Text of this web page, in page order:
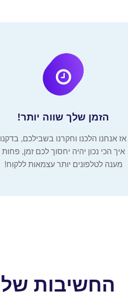
הזמן שלך שווה יותר!
אז אנחנו הלכנו וחקרנו בשבילכם, בדקנו
איך הכי נכון יהיה יחסוך לכם זמן, פחות
מענה לטלפונים יותר עצמאות ללקוח!